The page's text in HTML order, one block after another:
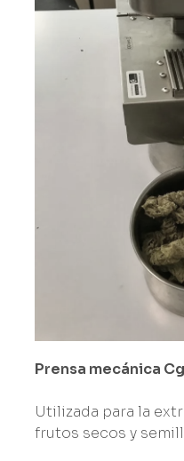
Prensa mecánica
Utilizada para la
frutos secos y